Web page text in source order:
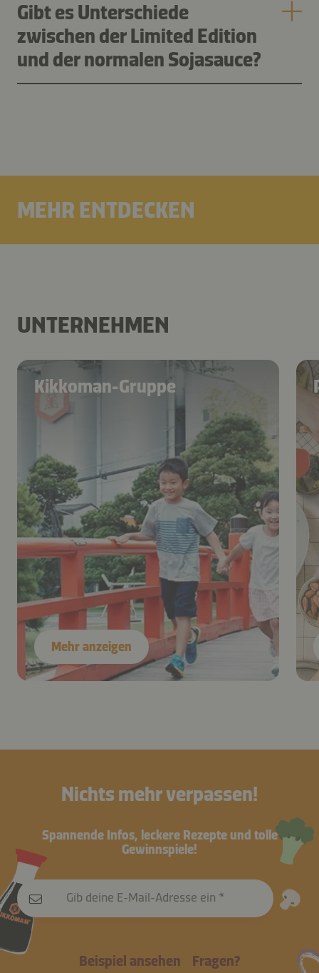
Gibt es Unterschiede
zwischen der Limited Edition
und der normalen Sojasauce?
MEHR ENTDECKEN
UNTERNEHMEN
Kikkoman-Gruppe
Mehr anzeigen
Nichts mehr verpassen!
Spannende Infos, leckere Rezepte und tolle
Gewinnspiele!
Gib deine E-Mail-Adresse ein
Beispiel ansehen Fragen?